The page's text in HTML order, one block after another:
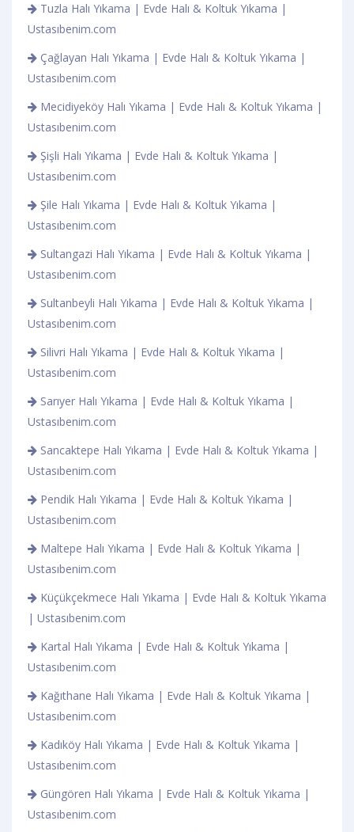
Tuzla Halı Yıkama | Evde Halı & Koltuk Yıkama |
Ustasıbenim.com
Çağlayan Halı Yıkama | Evde Halı & Koltuk Yıkama |
Ustasıbenim.com
Mecidiyeköy Halı Yıkama | Evde Halı & Koltuk Yıkama |
Ustasıbenim.com
Şişli Halı Yıkama | Evde Halı & Koltuk Yıkama |
Ustasıbenim.com
Şile Halı Yıkama | Evde Halı & Koltuk Yıkama |
Ustasıbenim.com
Sultangazi Halı Yıkama | Evde Halı & Koltuk Yıkama |
Ustasıbenim.com
Sultanbeyli Halı Yıkama | Evde Halı & Koltuk Yıkama |
Ustasıbenim.com
Silivri Halı Yıkama | Evde Halı & Koltuk Yıkama |
Ustasıbenim.com
Sarıyer Halı Yıkama | Evde Halı & Koltuk Yıkama |
Ustasıbenim.com
Sancaktepe Halı Yıkama | Evde Halı & Koltuk Yıkama |
Ustasıbenim.com
Pendik Halı Yıkama | Evde Halı & Koltuk Yıkama |
Ustasıbenim.com
Maltepe Halı Yıkama | Evde Halı & Koltuk Yıkama |
Ustasıbenim.com
Küçükçekmece Halı Yıkama | Evde Halı & Koltuk Yıkama
| Ustasıbenim.com
Kartal Halı Yıkama | Evde Halı & Koltuk Yıkama |
Ustasıbenim.com
Kağıthane Halı Yıkama | Evde Halı & Koltuk Yıkama |
Ustasıbenim.com
Kadıköy Halı Yıkama | Evde Halı & Koltuk Yıkama |
Ustasıbenim.com
Güngören Halı Yıkama | Evde Halı & Koltuk Yıkama |
Ustasıbenim.com